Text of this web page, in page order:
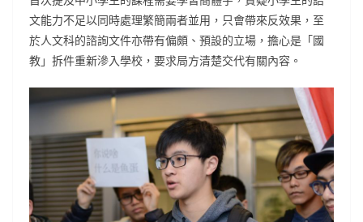
文能力不足以同時處理繁簡兩者並用，只會帶來反效果，至
於人文科的諮詢文件亦帶有偏頗、預設的立場，擔心是「國
教」拆件重新滲入學校，要求局方清楚交代有關內容。